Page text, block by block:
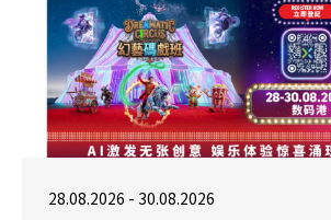
28.08.2026 - 30.08.2026